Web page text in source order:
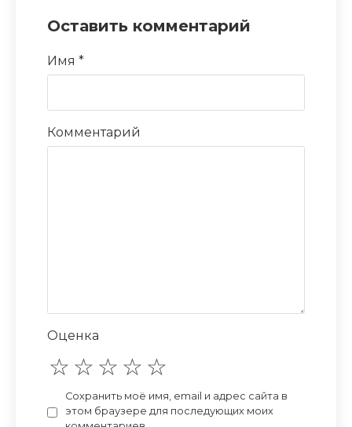
Оставить комментарий
Имя *
Комментарий
Оценка
Сохранить моё имя, email и адрес сайта в
этом браузере для последующих моих